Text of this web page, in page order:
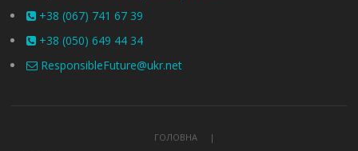
+38 (067) 741 67 39
+38 (050) 649 44 34
ResponsibleFuture@ukr.net
ГОЛОВНА